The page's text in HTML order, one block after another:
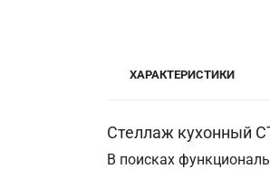
ХАРАКТЕРИСТИКИ
Стеллаж кухонный
В поисках